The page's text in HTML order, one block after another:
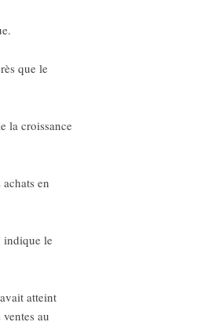
que le
la croissance
en
indique le
atteint
au